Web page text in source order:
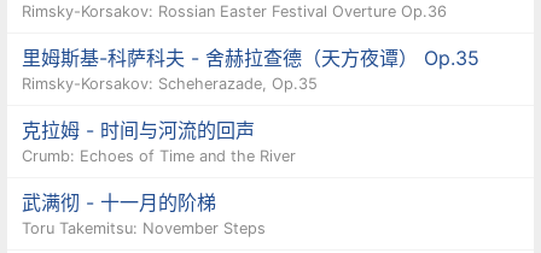
Rimsky-Korsakov: Rossian Easter Festival Overture Op.36
里姆斯基-科萨科夫 - 舍赫拉查德（天方夜谭） Op.35
Rimsky-Korsakov: Scheherazade, Op.35
克拉姆 - 时间与河流的回声
Crumb: Echoes of Time and the River
武满彻 - 十一月的阶梯
Toru Takemitsu: November Steps